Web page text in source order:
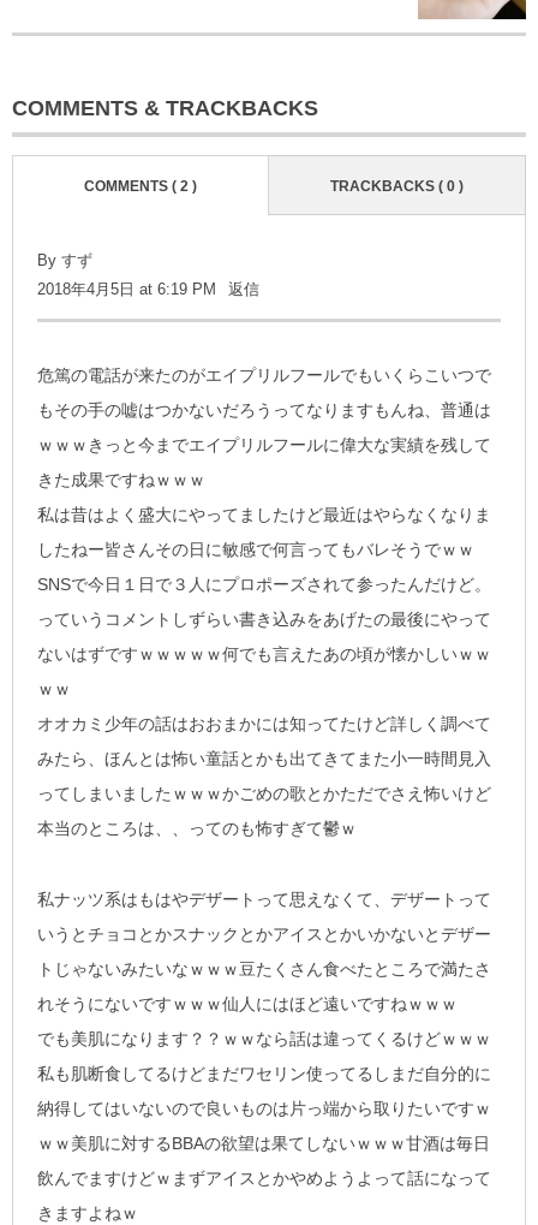
COMMENTS & TRACKBACKS
COMMENTS ( 2 ) TRACKBACKS ( 0 )
By すず
2018年4月5日 at 6:19 PM
返信
危篤の電話が来たのがエイプリルフールでもいくらこいつで
もその手の嘘はつかないだろうってなりますもんね、普通は
ｗｗｗきっと今までエイプリルフールに偉大な実績を残して
きた成果ですねｗｗｗ
私は昔はよく盛大にやってましたけど最近はやらなくなりま
したねー皆さんその日に敏感で何言ってもバレそうでｗｗ
SNSで今日１日で３人にプロポーズされて参ったんだけど。
っていうコメントしずらい書き込みをあげたの最後にやって
ないはずですｗｗｗｗｗ何でも言えたあの頃が懐かしいｗｗ
ｗｗ
オオカミ少年の話はおおまかには知ってたけど詳しく調べて
みたら、ほんとは怖い童話とかも出てきてまた小一時間見入
ってしまいましたｗｗｗかごめの歌とかただでさえ怖いけど
本当のところは、、ってのも怖すぎて鬱ｗ
私ナッツ系はもはやデザートって思えなくて、デザートって
いうとチョコとかスナックとかアイスとかいかないとデザー
トじゃないみたいなｗｗｗ豆たくさん食べたところで満たさ
れそうにないですｗｗｗ仙人にはほど遠いですねｗｗｗ
でも美肌になります？？ｗｗなら話は違ってくるけどｗｗｗ
私も肌断食してるけどまだワセリン使ってるしまだ自分的に
納得してはいないので良いものは片っ端から取りたいですｗ
ｗｗ美肌に対するBBAの欲望は果てしないｗｗｗ甘酒は毎日
飲んでますけどｗまずアイスとかやめようよって話になって
きますよねｗ